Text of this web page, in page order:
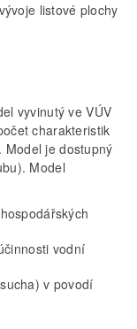
listové plochy
vyvinutý ve VÚV
charakteristik
je dostupný
Model
vodní
v povodí